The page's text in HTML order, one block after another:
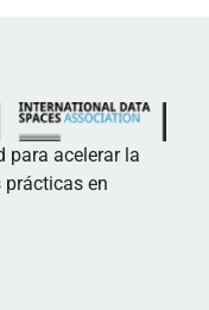
para acelerar la
prácticas en